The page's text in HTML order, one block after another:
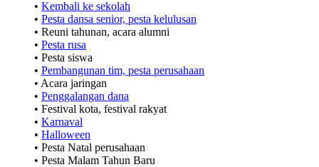
• Kembali ke sekolah
• Pesta dansa senior, pesta kelulusan
• Reuni tahunan, acara alumni
• Pesta rusa
• Pesta siswa
• Pembangunan tim, pesta perusahaan
• Acara jaringan
• Penggalangan dana
• Festival kota, festival rakyat
• Karnaval
• Halloween
• Pesta Natal perusahaan
• Pesta Malam Tahun Baru